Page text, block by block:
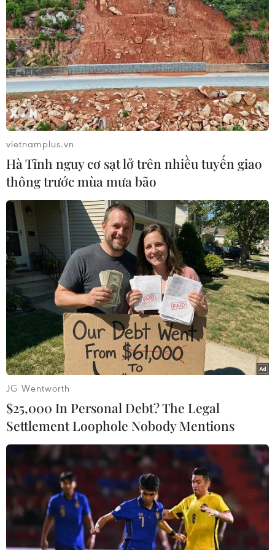
có hành vi dâm ô bé gái xảy ra ngày 4/4.
Bộ Giáo dục và Đào tạo: Tăng giải pháp
phòng chống bạo lực học đường
17/04/2019 02:27
Nhà trường cần phát triển câu lạc bộ phù hợp với năng
khiếu, sở thích, điều kiện và lứa tuổi học sinh, tăng hoạt
động trải nghiệm, hoạt động tập thể để hình thành, phát
triển phẩm chất cho học sinh.
vietnamplus.vn
Hà Tĩnh nguy cơ sạt lở trên nhiều tuyến giao
thông trước mùa mưa bão
JG Wentworth
$25,000 In Personal Debt? The Legal
Settlement Loophole Nobody Mentions